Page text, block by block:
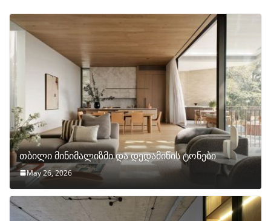
თბილი მინიმალიზმი და დედამიწის ტონები
May 26, 2026